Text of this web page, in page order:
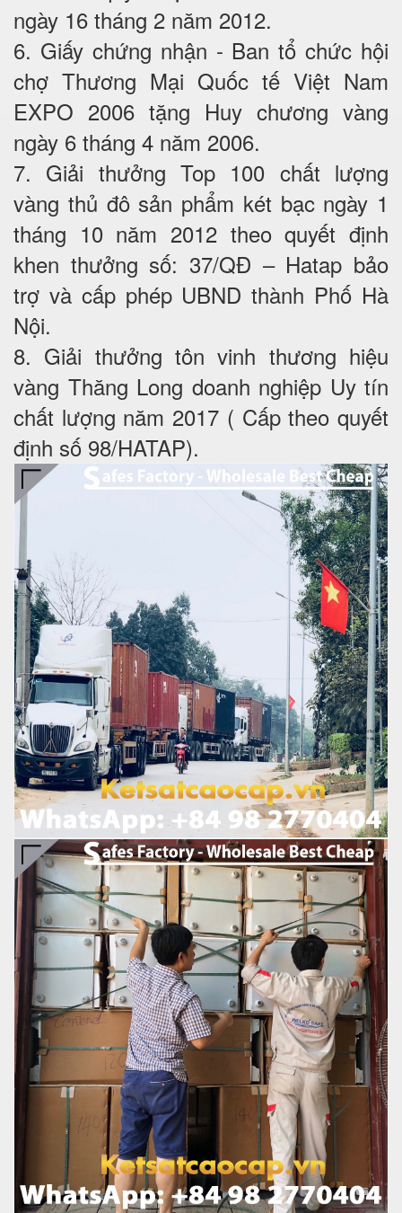
ngày 16 tháng 2 năm 2012.
6. Giấy chứng nhận - Ban tổ chức hội
chợ Thương Mại Quốc tế Việt Nam
EXPO 2006 tặng Huy chương vàng
ngày 6 tháng 4 năm 2006.
7. Giải thưởng Top 100 chất lượng
vàng thủ đô sản phẩm két bạc ngày 1
tháng 10 năm 2012 theo quyết định
khen thưởng số: 37/QĐ – Hatap bảo
trợ và cấp phép UBND thành Phố Hà
Nội.
8. Giải thưởng tôn vinh thương hiệu
vàng Thăng Long doanh nghiệp Uy tín
chất lượng năm 2017 ( Cấp theo quyết
định số 98/HATAP).